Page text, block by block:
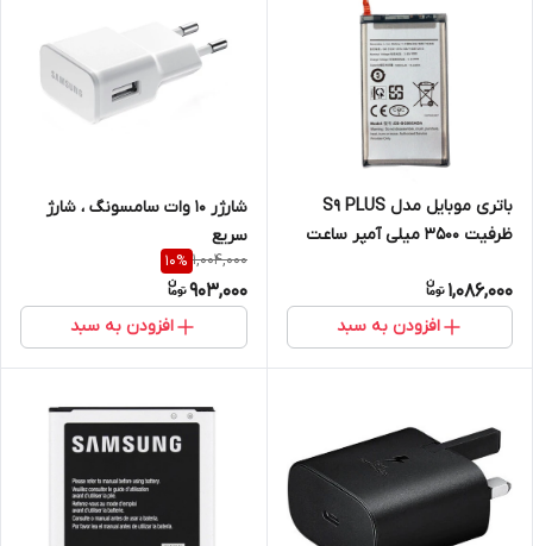
باتری موبایل مدل S9 PLUS
ظرفیت 3500 میلی آمپر ساعت
سامسونگ galaxy S9 PLUS
1,086,000
افزودن به سبد
شارژر 10 وات سامسونگ ، شارژ
سریع
1,004,000
10%
903,000
افزودن به سبد